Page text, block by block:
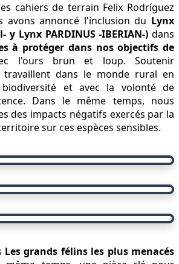
cahiers de terrain Felix Rodríguez
avons annoncé l'inclusion du Lynx
y Lynx PARDINUS -IBERIAN-) dans
à protéger dans nos objectifs de
l'ours brun et loup. Soutenir
dans le monde rural en
et avec la volonté de
Dans le même temps, nous
des impacts négatifs exercés par la
sur ces espèces sensibles.
Les grands félins les plus menacés